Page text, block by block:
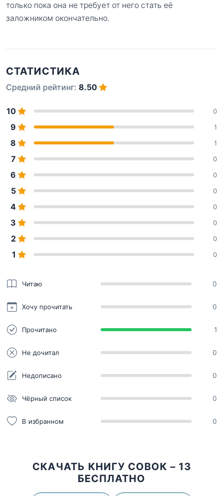
только пока она не требует от него стать её
заложником окончательно.
СТАТИСТИКА
Средний рейтинг: 8.50
10 0
9 1
8 1
7 0
6 0
5 0
4 0
3 0
2 0
1 0
Читаю 0
Хочу прочитать 0
Прочитано 1
Не дочитал 0
Недописано 0
Чёрный список 0
В избранном 0
СКАЧАТЬ КНИГУ СОВОК – 13
БЕСПЛАТНО